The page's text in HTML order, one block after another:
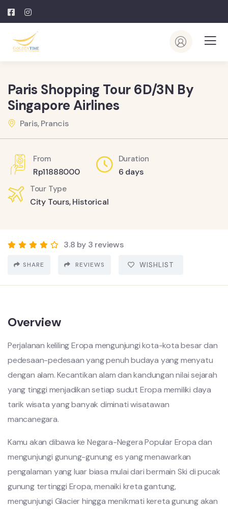
Paris Shopping Tour 6D/3N By
Singapore Airlines
Paris, Prancis
From
Rp11888000
Duration
6 days
Tour Type
City Tours,Historical
3.8 by 3 reviews
SHARE REVIEWS WISHLIST
Overview
Perjalanan keliling Eropa mengunjungi kota-kota besar dan
pedesaan-pedesaan yang penuh budaya yang menyatu
dengan alam. Kecantikan alam dan kandungan nilai sejarah
yang tinggi menjadikan setiap sudut Eropa memiliki daya
tarik wisata yang banyak diminati wisatawan
mancanegara.
Kamu akan dibawa ke Negara-Negera Popular Eropa dan
mengunjungi gunung-gunung es yang menawarkan
pengalaman yang luar biasa mulai dari bermain Ski di pucak
gunung tertinggi Eropa, menaiki kreta gantung,
mengunjungi Glacier hingga menikmati kereta gunung akan